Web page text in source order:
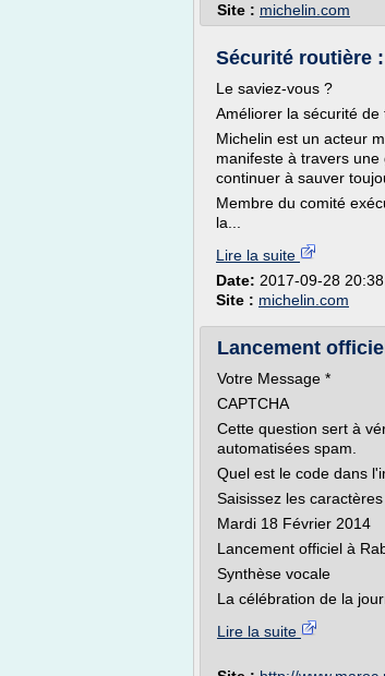
Site : michelin.com
Sécurité routière
Le saviez-vous ?
Améliorer la sécurité de
Michelin est un acteur
manifeste à travers
continuer à sauver
Membre du comité
la...
Lire la suite
Date: 2017-09-28
Site : michelin.com
Lancement
Votre Message *
CAPTCHA
Cette question sert à
automatisées spam.
Quel est le code dans
Saisissez les
Mardi 18 Février 2014
Lancement officiel à
Synthèse vocale
La célébration de la
Lire la suite